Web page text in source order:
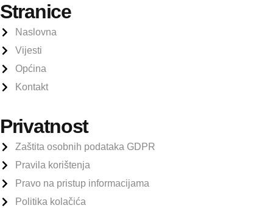
Stranice
Naslovna
Vijesti
Općina
Kontakt
Privatnost
Zaštita osobnih podataka GDPR
Pravila korištenja
Pravo na pristup informacijama
Politika kolačića